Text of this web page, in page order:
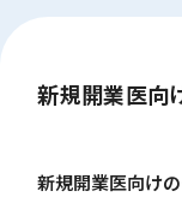
新規開業医向
新規開業医向け